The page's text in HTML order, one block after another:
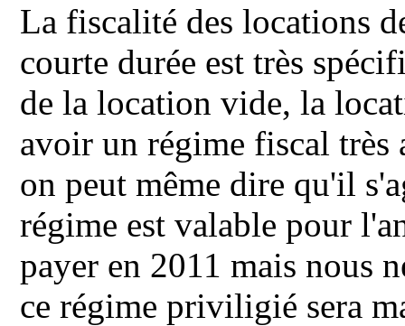
La fiscalité des locations
courte durée est très
de la location vide, la
avoir un régime fiscal très
on peut même dire qu'il
régime est valable pour
payer en 2011 mais nous
ce régime priviligié sera